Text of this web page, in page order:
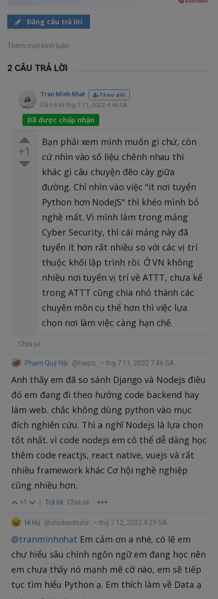
Đăng câu trả lời
Thêm một bình luận
2 CÂU TRẢ LỜI
Tran Minh Nhat
Theo dõi
Đã trả lời thg 7 11, 2022 4:46 SA
Đã được chấp nhận
+1
Bạn phải xem mình muốn gì chứ, còn
cứ nhìn vào số liệu chênh nhau thì
khác gì câu chuyện đẽo cày giữa
đường. Chỉ nhìn vào việc "ít nơi tuyển
Python hơn NodeJS" thì khéo mình bỏ
nghề mất. Vì mình làm trong mảng
Cyber Security, thì cái mảng này đã
tuyển ít hơn rất nhiều so với các vị trí
thuộc khối lập trình rồi. Ở VN không
nhiều nơi tuyển vị trí về ATTT, chưa kể
trong ATTT cũng chia nhỏ thành các
chuyên môn cụ thể hơn thì việc lựa
chọn nơi làm việc càng hạn chế.
Chia sẻ
Phạm Quý Hải @haipq • thg 7 11, 2022 7:46 SA
Anh thấy em đã so sánh Django và Nodejs điều
đó em đang đi theo hướng code backend hay
làm web. chắc không dùng python vào mục
đích nghiên cứu. Thì a nghĩ Nodejs là lựa chọn
tốt nhất. vì code nodejs em có thể dễ dàng học
thêm code reactjs, react native, vuejs và rất
nhiều framework khác Cơ hội nghề nghiệp
cũng nhiều hơn.
+1 Trả lời Chia sẻ
Hí Hù @chickenhuhii • thg 7 12, 2022 4:29 SA
@tranminhnhat Em cảm ơn a nhé, có lẽ em
chư hiểu sâu chính ngôn ngữ em đang học nên
em chưa thấy nó mạnh mẽ cỡ nào, em sẽ tiếp
tục tìm hiểu Python ạ. Em thích làm về Data ạ